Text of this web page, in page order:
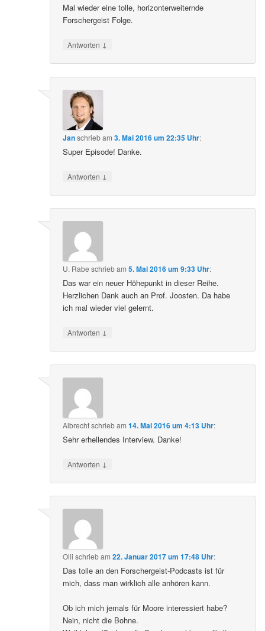
Mal wieder eine tolle, horizonterweiternde
Forschergeist Folge.
Antworten ↓
Janschriebam3. Mai 2016 um 22:35 Uhr:
Super Episode! Danke.
Antworten ↓
U. Rabe schriebam5. Mai 2016 um 9:33 Uhr:
Das war ein neuer Höhepunkt in dieser Reihe.
Herzlichen Dank auch an Prof. Joosten. Da habe
ich mal wieder viel gelernt.
Antworten ↓
Albrechtschriebam14. Mai 2016 um 4:13 Uhr:
Sehr erhellendes Interview. Danke!
Antworten ↓
Olli schriebam22. Januar 2017 um 17:48 Uhr:
Das tolle an den Forschergeist-Podcasts ist für
mich, dass man wirklich alle anhören kann.
Ob ich mich jemals für Moore interessiert habe?
Nein, nicht die Bohne.